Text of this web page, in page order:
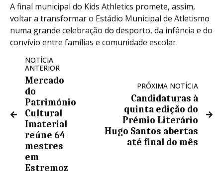
A final municipal do Kids Athletics promete, assim,
voltar a transformar o Estádio Municipal de Atletismo
numa grande celebração do desporto, da infância e do
convívio entre famílias e comunidade escolar.
NOTÍCIA
ANTERIOR
Mercado
do
Património
Cultural
Imaterial
reúne 64
mestres
em
Estremoz
PRÓXIMA NOTÍCIA
Candidaturas à
quinta edição do
Prémio Literário
Hugo Santos abertas
até final do mês